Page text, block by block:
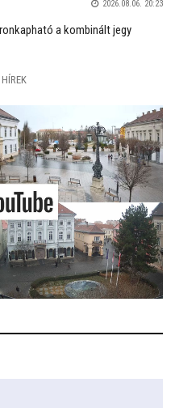
2026.08.06. 20:23
a kombinált jegy